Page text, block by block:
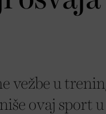
vežbe u
ovaj sport u